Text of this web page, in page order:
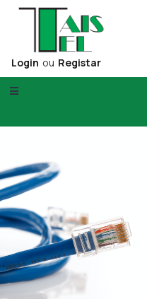
Login ou Registar